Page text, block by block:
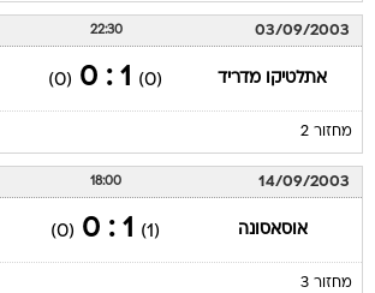
03/09/2003
22:30
אתלטיקו מדריד (0)
1 : 0
(0)
מחזור 2
14/09/2003
18:00
אוסאסונה (1)
1 : 0
(0)
מחזור 3